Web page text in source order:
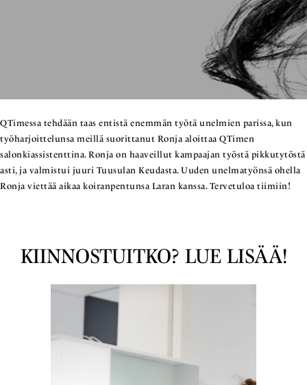
QTimessa tehdään taas entistä enemmän työtä unelmien parissa, kun
työharjoittelunsa meillä suorittanut Ronja aloittaa QTimen
salonkiassistenttina. Ronja on haaveillut kampaajan työstä pikkutytöstä
asti, ja valmistui juuri Tuusulan Keudasta. Uuden unelmatyönsä ohella
Ronja viettää aikaa koiranpentunsa Laran kanssa. Tervetuloa tiimiin!
KIINNOSTUITKO? LUE LISÄÄ!